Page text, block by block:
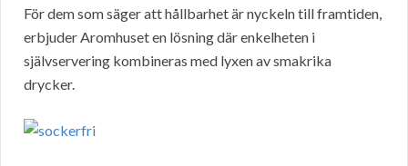
För dem som säger att hållbarhet är nyckeln till framtiden,
erbjuder Aromhuset en lösning där enkelheten i
självservering kombineras med lyxen av smakrika
drycker.